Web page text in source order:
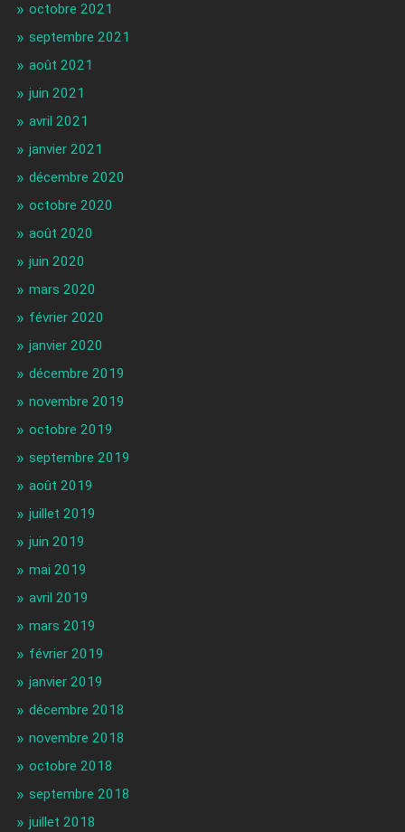
octobre 2021
septembre 2021
août 2021
juin 2021
avril 2021
janvier 2021
décembre 2020
octobre 2020
août 2020
juin 2020
mars 2020
février 2020
janvier 2020
décembre 2019
novembre 2019
octobre 2019
septembre 2019
août 2019
juillet 2019
juin 2019
mai 2019
avril 2019
mars 2019
février 2019
janvier 2019
décembre 2018
novembre 2018
octobre 2018
septembre 2018
juillet 2018